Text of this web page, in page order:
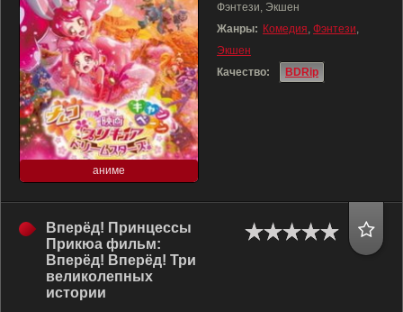
аниме
Фэнтези, Экшен
Жанры: Комедия, Фэнтези,
Экшен
Качество:
BDRip
Вперёд! Принцессы
Прикюа фильм:
Вперёд! Вперёд! Три
великолепных
истории